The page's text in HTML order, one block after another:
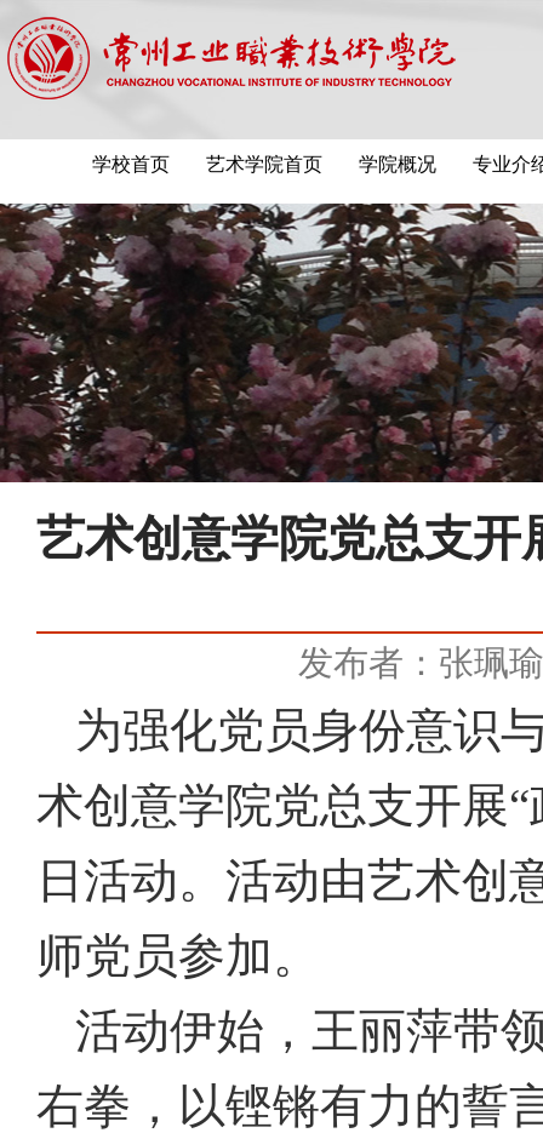
学校首页 艺术学院首页 学院概况 专业介
艺术创意学院党总支开
发布者：张珮瑜
为强化党员身份意识
术创意学院党总支开展“
日活动。活动由艺术创
师党员参加。
活动伊始，王丽萍带
右拳，以铿锵有力的誓